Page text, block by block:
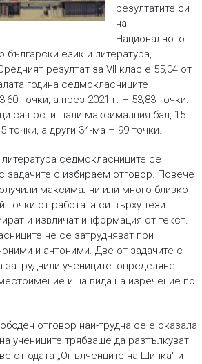
резултатите си
на
Националното
език и литература,
резултат за VII клас е 55,04 от
година седмокласниците
точки, а през 2021 г. – 53,83 точки.
са постигнали максималния бал, 15
точки, а други 34-ма – 99 точки.
седмокласниците се
задачите с избираем отговор. Повече
максимални или много близко
от работата си върху тези
и извличат информация от текст.
не се затрудняват при
и антоними. Две от задачите с
учениците: определяне
и на вида на изречение по
отговор най-трудна се е оказала
учениците трябваше да разтълкуват
от одата „Опълченците на Шипка“ и